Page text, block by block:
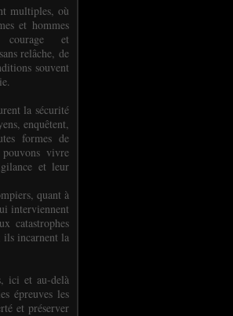
multiples, où
et hommes
courage et
relâche, de
souvent
la sécurité
enquêtent,
formes de
vivre
et leur
quant à
interviennent
catastrophes
ils incarnent la
ici et au-delà
épreuves les
et préserver